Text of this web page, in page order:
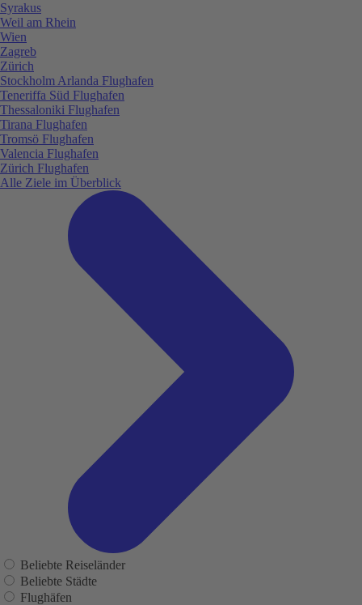
Syrakus
Weil am Rhein
Wien
Zagreb
Zürich
Stockholm Arlanda Flughafen
Teneriffa Süd Flughafen
Thessaloniki Flughafen
Tirana Flughafen
Tromsö Flughafen
Valencia Flughafen
Zürich Flughafen
Alle Ziele im Überblick
Beliebte Reiseländer
Beliebte Städte
Flughäfen